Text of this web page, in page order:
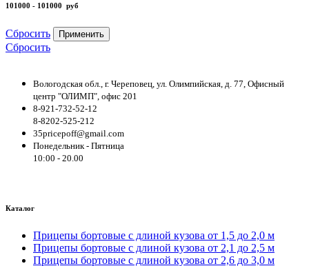
101000 - 101000 руб
Сбросить Применить
Сбросить
Вологодская обл., г. Череповец, ул. Олимпийская, д. 77, Офисный
центр "ОЛИМП", офис 201
8-921-732-52-12
8-8202-525-212
35pricepoff@gmail.com
Понедельник - Пятница
10:00 - 20.00
Каталог
Прицепы бортовые с длиной кузова от 1,5 до 2,0 м
Прицепы бортовые с длиной кузова от 2,1 до 2,5 м
Прицепы бортовые с длиной кузова от 2,6 до 3,0 м